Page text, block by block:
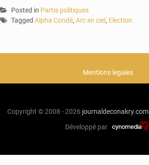
Posted in Partis politiques
Tagged Alpha Condé, Arc en ciel , Election
Mentions legales
Copyright © 2008 - 2026 journaldeconakry.com
Développé par